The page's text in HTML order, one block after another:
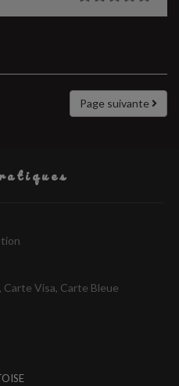
Page suivante
Carte Visa, Carte Bleue